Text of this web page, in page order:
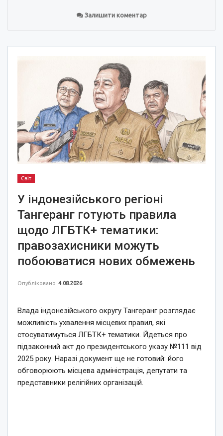
Залишити коментар
Світ
У індонезійського регіоні
Тангеранг готують правила
щодо ЛГБТК+ тематики:
правозахисники можуть
побоюватися нових обмежень
Опубліковано 4.08.2026
Влада індонезійського округу Тангеранг розглядає
можливість ухвалення місцевих правил, які
стосуватимуться ЛГБТК+ тематики. Йдеться про
підзаконний акт до президентського указу №111 від
2025 року. Наразі документ ще не готовий: його
обговорюють місцева адміністрація, депутати та
представники релігійних організацій.